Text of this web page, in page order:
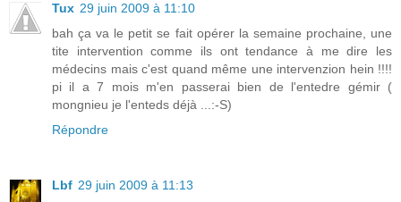
Tux 29 juin 2009 à 11:10
bah ça va le petit se fait opérer la semaine prochaine, une
tite intervention comme ils ont tendance à me dire les
médecins mais c'est quand même une intervenzion hein !!!!
pi il a 7 mois m'en passerai bien de l'entedre gémir (
mongnieu je l'enteds déjà ...:-S)
Répondre
Lbf 29 juin 2009 à 11:13